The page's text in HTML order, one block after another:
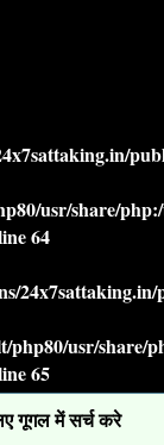
usr/share/
64
usr/share/
65
गूगल में सर्च करे